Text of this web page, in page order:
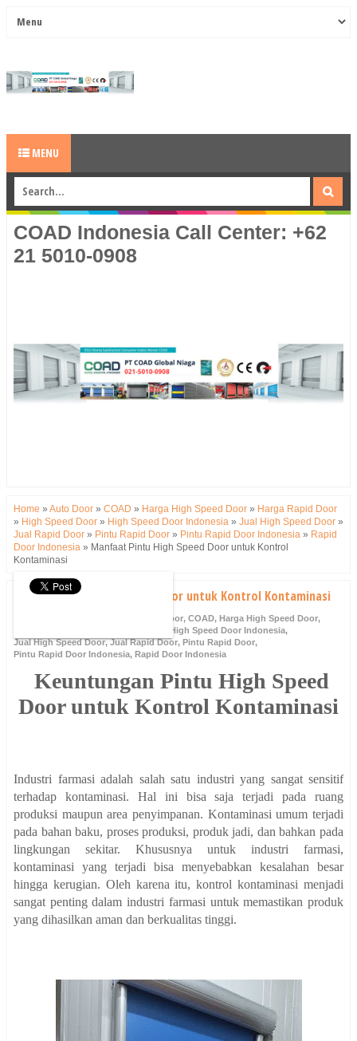
MENU
COAD Indonesia Call Center: +62
21 5010-0908
Home » Auto Door » COAD » Harga High Speed Door » Harga Rapid Door
» High Speed Door » High Speed Door Indonesia » Jual High Speed Door »
Jual Rapid Door » Pintu Rapid Door » Pintu Rapid Door Indonesia » Rapid
Door Indonesia » Manfaat Pintu High Speed Door untuk Kontrol
Kontaminasi
Manfaat Pintu High Speed Door untuk Kontrol Kontaminasi
Auto Door, COAD, Harga High Speed Door,
High Speed Door Indonesia,
Jual High Speed Door,Jual Rapid Door, Pintu Rapid Door,
Pintu Rapid Door Indonesia, Rapid Door Indonesia
Keuntungan Pintu High Speed
Door untuk Kontrol Kontaminasi
Industri farmasi adalah salah satu industri yang sangat sensitif
terhadap kontaminasi. Hal ini bisa saja terjadi pada ruang
produksi maupun area penyimpanan. Kontaminasi umum terjadi
pada bahan baku, proses produksi, produk jadi, dan bahkan pada
lingkungan sekitar. Khususnya untuk industri farmasi,
kontaminasi yang terjadi bisa menyebabkan kesalahan besar
hingga kerugian. Oleh karena itu, kontrol kontaminasi menjadi
sangat penting dalam industri farmasi untuk memastikan produk
yang dihasilkan aman dan berkualitas tinggi.